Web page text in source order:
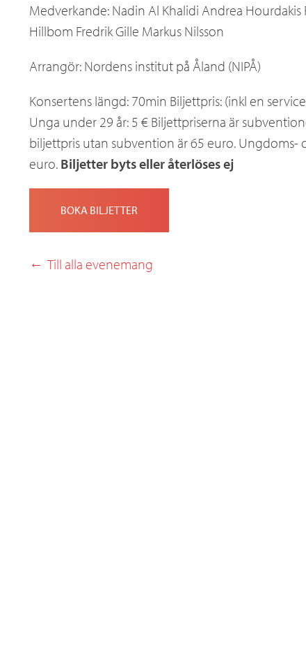
Medverkande: Nadin Al Khalidi Andrea
Hillbom Fredrik Gille Markus Nilsson
Arrangör: Nordens institut på Åland (NIPÅ)
Konsertens längd: 70min Biljettpris: (inkl en
Unga under 29 år: 5 € Biljettpriserna är
biljettpris utan subvention är 65 euro. Ungdoms-
euro. Biljetter byts eller återlöses ej
BOKA BILJETTER
Till alla evenemang